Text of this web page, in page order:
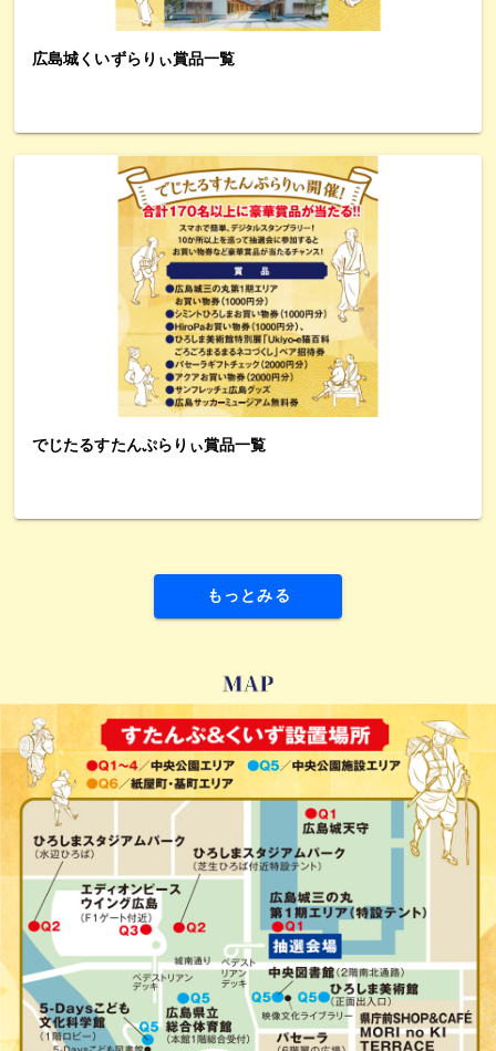
広島城くいずらりぃ賞品一覧
でじたるすたんぷらりぃ賞品一覧
もっとみる